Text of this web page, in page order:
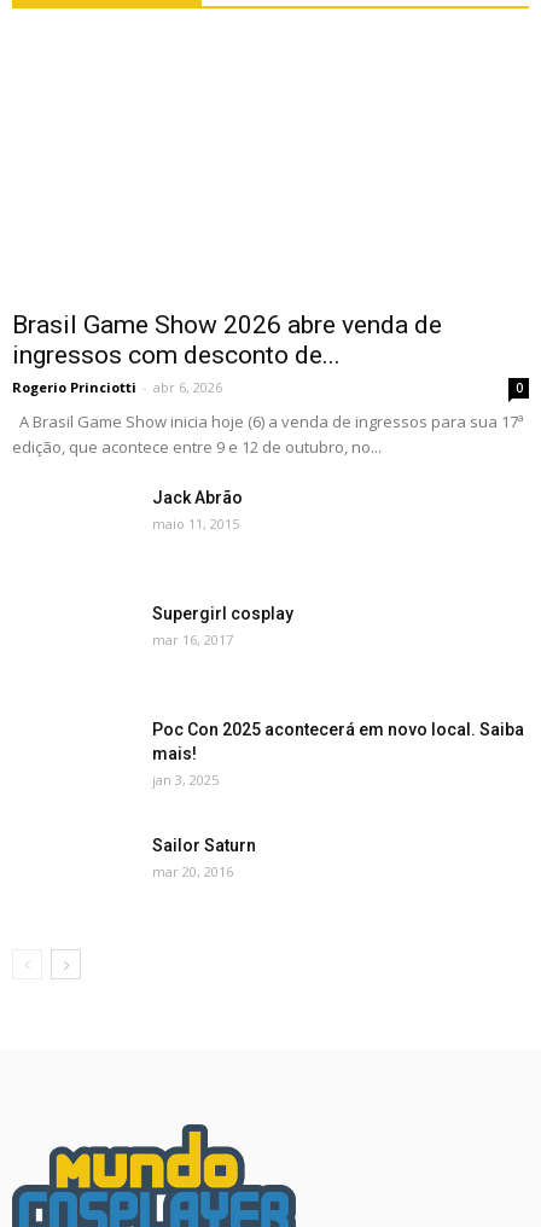
Brasil Game Show 2026 abre venda de
ingressos com desconto de...
Rogerio Princiotti - abr 6, 2026 0
A Brasil Game Show inicia hoje (6) a venda de ingressos para sua 17ª
edição, que acontece entre 9 e 12 de outubro, no...
Jack Abrão
maio 11, 2015
Supergirl cosplay
mar 16, 2017
Poc Con 2025 acontecerá em novo local. Saiba
mais!
jan 3, 2025
Sailor Saturn
mar 20, 2016